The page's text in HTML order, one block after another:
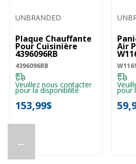
←
UNBRANDED
Plaque Chauffante
Pour Cuisinière
4396096RB
4396096RB
Veuillez nous contacter
pour la disponibilité
153,99$
Air
pour